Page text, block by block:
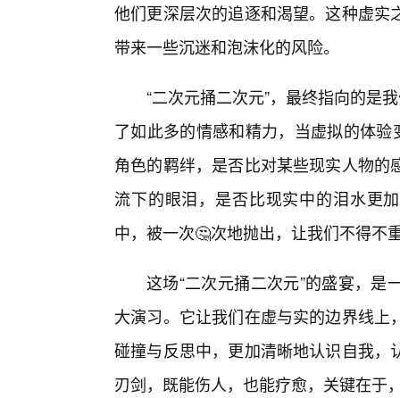
他们更深层次的追逐和渴望。这种虚
带来一些沉迷和泡沫化的风险。
“二次元捅二次元”，最终指向的是
了如此多的情感和精力，当虚拟的体
角色的羁绊，是否比对某些现实人物
流下的眼泪，是否比现实中的泪水更
中，被一次🤔次地抛出，让我们不得不
这场“二次元捅二次元”的盛宴，
大演习。它让我们在虚与实的边界线
碰撞与反思中，更加清晰地认识自我
刃剑，既能伤人，也能疗愈，关键在于